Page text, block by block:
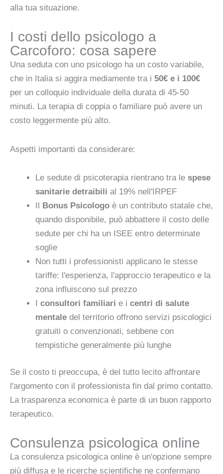
alla tua situazione.
I costi dello psicologo a
Carcoforo: cosa sapere
Una seduta con uno psicologo ha un costo variabile,
che in Italia si aggira mediamente tra i 50€ e i 100€
per un colloquio individuale della durata di 45-50
minuti. La terapia di coppia o familiare può avere un
costo leggermente più alto.
Aspetti importanti da considerare:
Le sedute di psicoterapia rientrano tra le spese
sanitarie detraibili al 19% nell'IRPEF
Bonus Psicologo è un contributo statale che,
quando disponibile, può abbattere il costo delle
sedute per chi ha un ISEE entro determinate
soglie
Non tutti i professionisti applicano le stesse
tariffe: l'esperienza, l'approccio terapeutico e la
zona influiscono sul prezzo
consultori familiari e i centri di salute
mentale del territorio offrono servizi psicologici
gratuiti o convenzionati, sebbene con
tempistiche generalmente più lunghe
Se il costo ti preoccupa, è del tutto lecito affrontare
l'argomento con il professionista fin dal primo contatto.
La trasparenza economica è parte di un buon rapporto
terapeutico.
Consulenza psicologica online
La consulenza psicologica online è un'opzione sempre
più diffusa e le ricerche scientifiche ne confermano